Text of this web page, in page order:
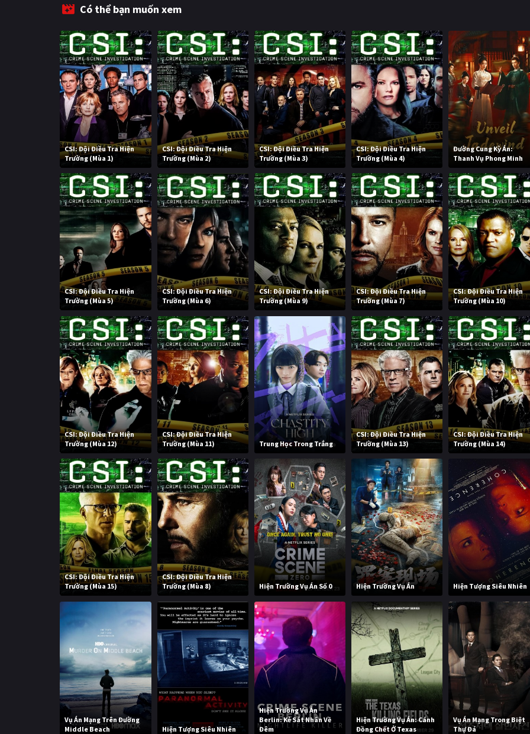
Có thể bạn muốn xem
CSI: Đội Điều Tra Hiện
Trường (Mùa 1)
CSI: Đội Điều Tra Hiện
Trường (Mùa 2)
CSI: Đội Điều Tra Hiện
Trường (Mùa 3)
CSI: Đội Điều Tra Hiện
Trường (Mùa 4)
Đường Cung Kỳ Án:
Thanh Vụ Phong Minh
CSI: Đội Điều Tra Hiện
Trường (Mùa 5)
CSI: Đội Điều Tra Hiện
Trường (Mùa 6)
CSI: Đội Điều Tra Hiện
Trường (Mùa 9)
CSI: Đội Điều Tra Hiện
Trường (Mùa 7)
CSI: Đội Điều Tra Hiện
Trường (Mùa 10)
CSI: Đội Điều Tra Hiện
Trường (Mùa 12)
CSI: Đội Điều Tra Hiện
Trường (Mùa 11)
Trung Học Trong Trắng
CSI: Đội Điều Tra Hiện
Trường (Mùa 13)
CSI: Đội Điều Tra Hiện
Trường (Mùa 14)
CSI: Đội Điều Tra Hiện
Trường (Mùa 15)
CSI: Đội Điều Tra Hiện
Trường (Mùa 8)
Hiện Trường Vụ Án Số 0 Hiện Trường Vụ Án Hiện Tượng Siêu Nhiên
Vụ Án Mạng Trên Đường
Middle Beach
Hiện Tượng Siêu Nhiên
Hiện Trường Vụ Án
Berlin: Kẻ Sát Nhân Về
Đêm
Hiện Trường Vụ Án: Cánh
Đồng Chết Ở Texas
Vụ Án Mạng Trong Biệt
Thự Đá